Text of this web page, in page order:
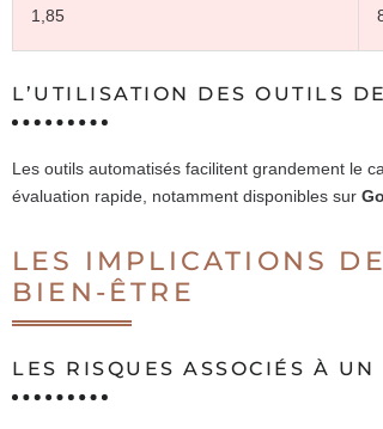
1,85
L’UTILISATION DES OUTILS
Les outils automatisés facilitent grandement le
évaluation rapide, notamment disponibles sur
LES IMPLICATIONS
BIEN-ÊTRE
LES RISQUES ASSOCIÉS À